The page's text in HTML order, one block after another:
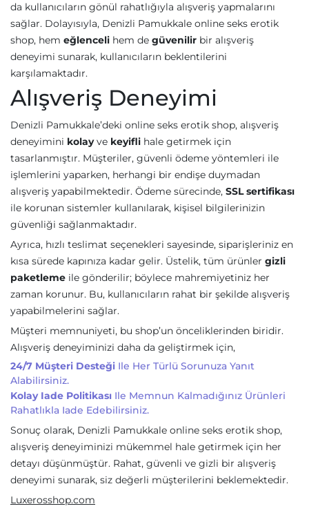
da kullanıcıların gönül rahatlığıyla alışveriş yapmalarını
sağlar. Dolayısıyla, Denizli Pamukkale online seks erotik
shop, hem eğlenceli hem de güvenilir bir alışveriş
deneyimi sunarak, kullanıcıların beklentilerini
karşılamaktadır.
Alışveriş Deneyimi
Denizli Pamukkale’deki online seks erotik shop, alışveriş
deneyimini kolayve keyifli hale getirmek için
tasarlanmıştır. Müşteriler, güvenli ödeme yöntemleri ile
işlemlerini yaparken, herhangi bir endişe duymadan
alışveriş yapabilmektedir. Ödeme sürecinde, SSL sertifikası
ile korunan sistemler kullanılarak, kişisel bilgilerinizin
güvenliği sağlanmaktadır.
Ayrıca, hızlı teslimat seçenekleri sayesinde, siparişleriniz en
kısa sürede kapınıza kadar gelir. Üstelik, tüm ürünler gizli
paketleme ile gönderilir; böylece mahremiyetiniz her
zaman korunur. Bu, kullanıcıların rahat bir şekilde alışveriş
yapabilmelerini sağlar.
Müşteri memnuniyeti, bu shop’un önceliklerinden biridir.
Alışveriş deneyiminizi daha da geliştirmek için,
24/7 Müşteri Desteği Ile Her Türlü Sorunuza Yanıt
Alabilirsiniz.
Kolay Iade Politikası Ile Memnun Kalmadığınız Ürünleri
Rahatlıkla Iade Edebilirsiniz.
Sonuç olarak, Denizli Pamukkale online seks erotik shop,
alışveriş deneyiminizi mükemmel hale getirmek için her
detayı düşünmüştür. Rahat, güvenli ve gizli bir alışveriş
deneyimi sunarak, siz değerli müşterilerini beklemektedir.
Luxerosshop.com